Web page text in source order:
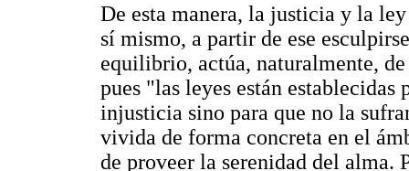
De esta manera, la justicia y la
sí mismo, a partir de ese
equilibrio, actúa, naturalmente,
pues "las leyes están establecidas
injusticia sino para que no la
vivida de forma concreta en el
de proveer la serenidad del alma.